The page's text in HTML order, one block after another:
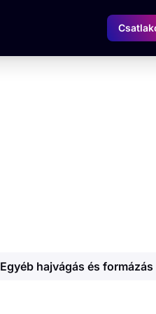
Egyéb hajvágás és formázás